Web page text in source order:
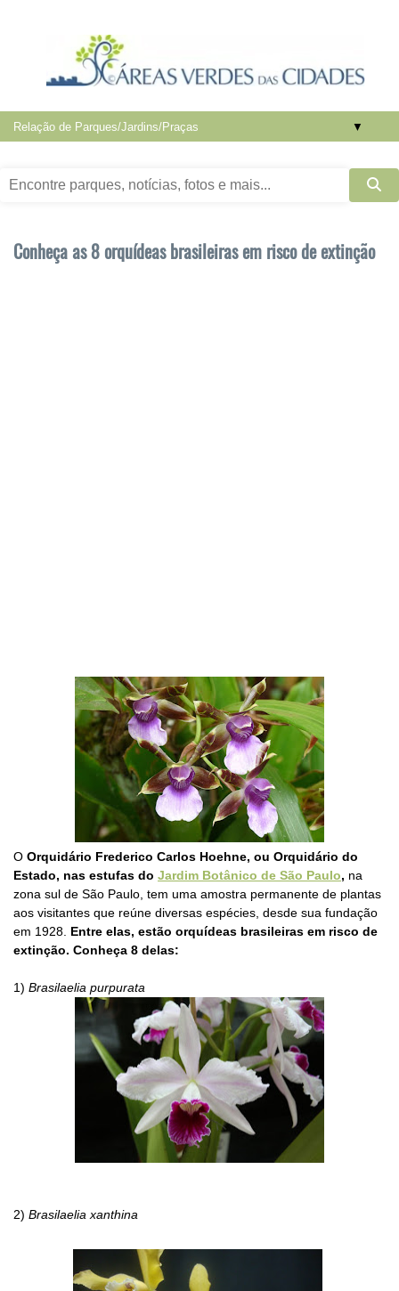
▼
Conheça as 8 orquídeas brasileiras em risco de extinção
O Orquidário Frederico Carlos Hoehne, ou Orquidário do
Estado, nas estufas do Jardim Botânico de São Paulo, na
zona sul de São Paulo, tem uma amostra permanente de plantas
aos visitantes que reúne diversas espécies, desde sua fundação
em 1928. Entre elas, estão orquídeas brasileiras em risco de
extinção. Conheça 8 delas:
1) Brasilaelia purpurata
2) Brasilaelia xanthina